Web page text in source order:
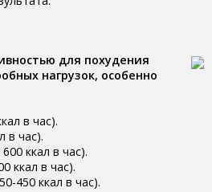
для похудения
нагрузок, особенно
в час).
в час).
ккал в час).
ккал в час).
450 ккал в час).